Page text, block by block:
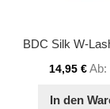
14,95 €Ab
In den